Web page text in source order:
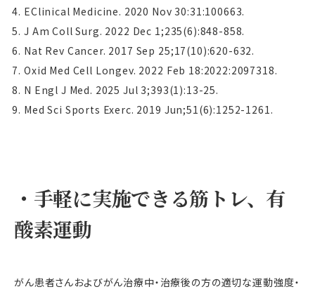
EClinical Medicine. 2020 Nov 30:31:100663.
J Am Coll Surg. 2022 Dec 1;235(6):848-858.
Nat Rev Cancer. 2017 Sep 25;17(10):620-632.
Oxid Med Cell Longev. 2022 Feb 18:2022:2097318.
N Engl J Med. 2025 Jul 3;393(1):13-25.
Med Sci Sports Exerc. 2019 Jun;51(6):1252-1261.
・ 手軽に実施できる筋トレ、有
酸素運動
がん患者さんおよびがん治療中・治療後の方の適切な運動強度・